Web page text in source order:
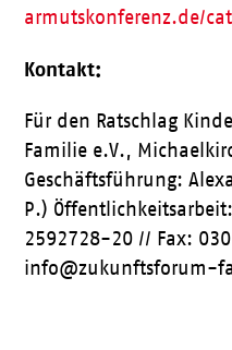
armutskonferenz.de/
Kontakt:
Für den Ratschlag
Familie e.V.,
Geschäftsführung:
P.)
2592728-20 // Fax:
info@zukunftsforum-